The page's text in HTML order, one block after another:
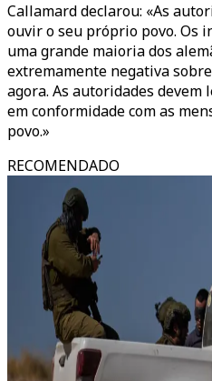
Callamard declarou: «As
ouvir o seu próprio povo. Os
uma grande maioria dos
extremamente negativa
agora. As autoridades devem
em conformidade com as
povo.»
RECOMENDADO